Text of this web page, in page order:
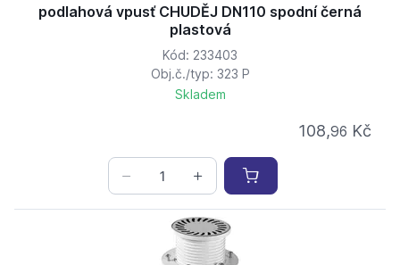
podlahová vpusť CHUDĚJ DN110 spodní černá
plastová
Kód: 233403
Obj.č./typ: 323 P
Skladem
108,96 Kč